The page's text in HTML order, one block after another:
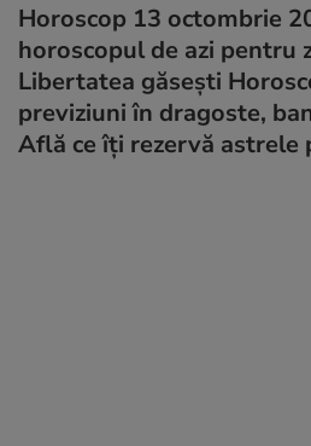
Horoscop 13 octombrie
horoscopul de azi pentru
Libertatea găsești
previziuni în dragoste,
Află ce îți rezervă astrele